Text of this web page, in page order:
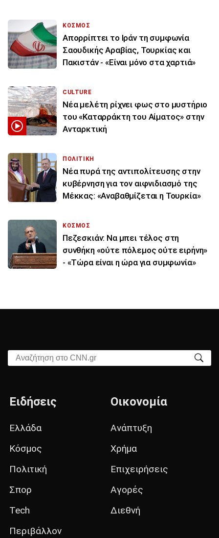
ΚΟΣΜΟΣ
Απορρίπτει το Ιράν τη συμφωνία
Σαουδικής Αραβίας, Τουρκίας και
Πακιστάν - «Είναι μόνο στα χαρτιά»
CULTURE
Νέα μελέτη ρίχνει φως στο μυστήριο
του «Καταρράκτη του Αίματος» στην
Ανταρκτική
ΠΟΛΙΤΙΚΗ
Νέα πυρά της αντιπολίτευσης στην
κυβέρνηση για τον αιφνιδιασμό της
Μέκκας: «Αναβαθμίζεται η Τουρκία»
ΚΟΣΜΟΣ
Πεζεσκιάν: Να μπει τέλος στη
συνθήκη «ούτε πόλεμος ούτε ειρήνη»
- «Τώρα είναι η ώρα για συμφωνία»
Αναζήτηση στο CNN.gr
Ειδήσεις
Ελλάδα
Κόσμος
Πολιτική
Σπορ
Tech
Περιβάλλον
Οικονομία
Ανάπτυξη
Χρήμα
Επιχειρήσεις
Αγορές
Διεθνή